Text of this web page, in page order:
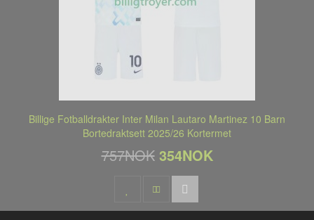
Billige Fotballdrakter Inter Milan Lautaro Martinez 10 Barn
Bortedraktsett 2025/26 Kortermet
757NOK 354NOK